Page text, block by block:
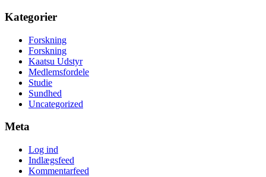
Kategorier
Forskning
Forskning
Kaatsu Udstyr
Medlemsfordele
Studie
Sundhed
Uncategorized
Meta
Log ind
Indlægsfeed
Kommentarfeed